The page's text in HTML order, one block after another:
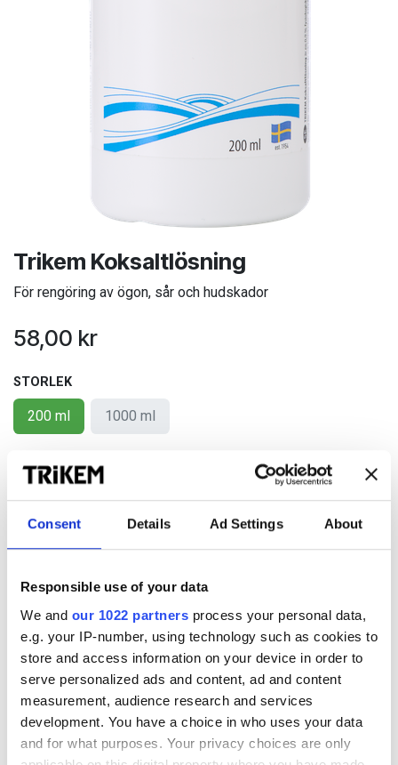
Consent Details Ad Settings About
Responsible use of your data
We and our 1022 partners process your personal data,
e.g. your IP-number, using technology such as cookies to
store and access information on your device in order to
serve personalized ads and content, ad and content
measurement, audience research and services
development. You have a choice in who uses your data
and for what purposes. Your privacy choices are only
Trikem Koksaltlösning
För rengöring av ögon, sår och hudskador
58,00 kr
STORLEK
200 ml 1000 ml
Lägg i kundkorgen KÖP NU
Villkor
Frakt tillkommer (Fri frakt inom Sverige vid köp över
500 SEK)
Eventuella rabatter dras vid utcheckning